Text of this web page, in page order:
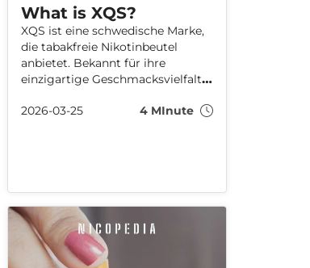
What is XQS?
XQS ist eine schwedische Marke,
die tabakfreie Nikotinbeutel
anbietet. Bekannt für ihre
einzigartige Geschmacksvielfalt,
rauchfreie Nikotinalternative.
2026-03-25 4 MInute